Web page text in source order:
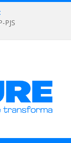
PJS